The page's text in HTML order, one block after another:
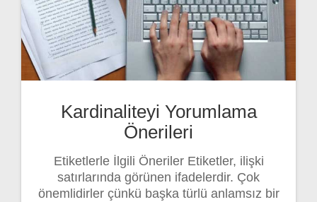
Kardinaliteyi Yorumlama
Önerileri
Etiketlerle İlgili Öneriler Etiketler, ilişki
satırlarında görünen ifadelerdir. Çok
önemlidirler çünkü başka türlü anlamsız bir